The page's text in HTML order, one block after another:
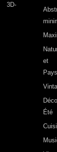
3D-
et
Été